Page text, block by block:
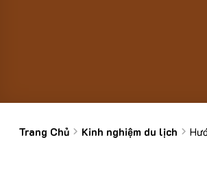
Trang Chủ Kinh nghiệm du lịch